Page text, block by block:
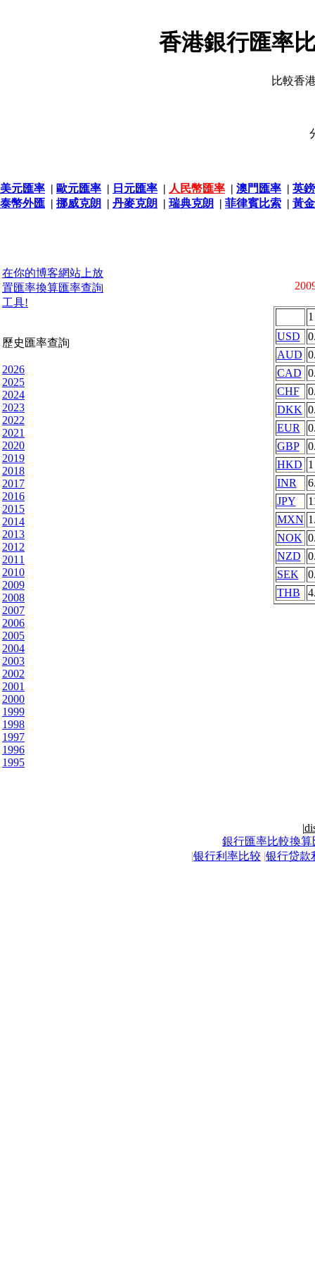
香港銀行匯率
比較香
美元匯率 | 歐元匯率 | 日元匯率 | 人民幣匯率 | 澳門匯率 | 英
泰幣外匯 | 挪威克朗 | 丹麥克朗 | 瑞典克朗 | 菲律賓比索 | 黃
在你的博客網站上放
置匯率換算匯率查詢
工具!
歷史匯率查詢
2026
2025
2024
2023
2022
2021
2020
2019
2018
2017
2016
2015
2014
2013
2012
2011
2010
2009
2008
2007
2006
2005
2004
2003
2002
2001
2000
1999
1998
1997
1996
1995
USD
AUD
CAD
CHF
DKK
EUR
GBP
HKD 1
INR
JPY
MXN
NOK
NZD
SEK
THB
|
銀行匯率比較換算
|银行利率比较 |银行贷款